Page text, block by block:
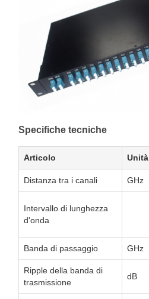
Specifiche tecniche
Articolo Unità
Distanza tra i canali GHz
Intervallo di lunghezza
d'onda
Banda di passaggio GHz
Ripple della banda di
trasmissione
dB